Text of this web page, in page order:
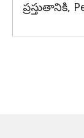
ప్రస్తుతానికి,